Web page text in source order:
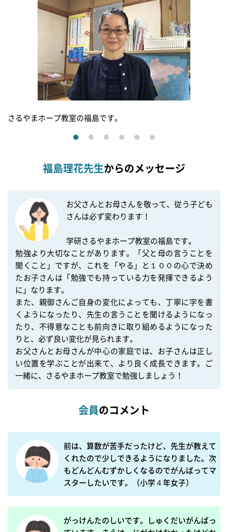
さるやまホープ教室の福島です。
福島理花先生からのメッセージ
お父さんとお母さんを敬って、従う子ども
さんは必ず変わります！
学研さるやまホープ教室の福島です。
勉強より大切なことがあります。「父と母の言うことを
聞くこと」ですが、これを「やる」と１００の心で決め
たお子さんは「勉強でも持っている力を発揮できるよう
に」なります。
また、親御さんご自身の変化によっても、丁寧に字を書
くようになったり、先生の言うことを聞けるようになっ
たり、不得意なことも前向きに取り組めるようになった
りと、必ず良い変化が見られます。
お父さんとお母さんが中心の家庭では、お子さんは正し
い位置を学ぶことが出来て、より良く成長できます。ご
会員のコメント
前は、算数が苦手だったけど、先生が教えて
くれたので少しできるようになりました。次
もどんどんむずかしくなるのでがんばってマ
スターしたいです。（小学４年女子）
がっけんたのしいです。しゅくだいがんばっ